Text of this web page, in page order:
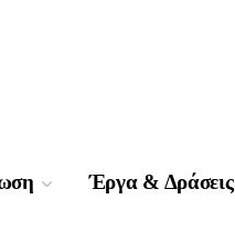
Έργα & Δράσεις